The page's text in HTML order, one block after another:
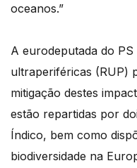
oceanos.”
A eurodeputada do
ultraperiféricas (RUP)
mitigação destes
estão repartidas por
Índico, bem como
biodiversidade na